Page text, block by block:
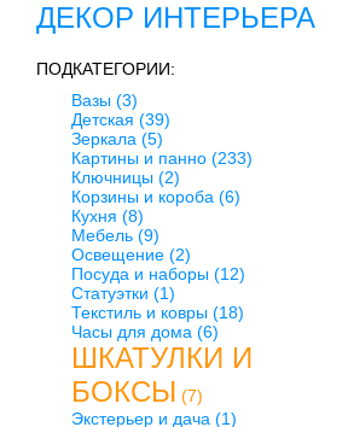
ДЕКОР ИНТЕРЬЕРА
ПОДКАТЕГОРИИ:
Вазы (3)
Детская (39)
Зеркала (5)
Картины и панно (233)
Ключницы (2)
Корзины и короба (6)
Кухня (8)
Мебель (9)
Освещение (2)
Посуда и наборы (12)
Статуэтки (1)
Текстиль и ковры (18)
Часы для дома (6)
ШКАТУЛКИ И
БОКСЫ (7)
Экстерьер и дача (1)